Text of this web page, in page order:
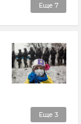
Еще 7
Еще 3